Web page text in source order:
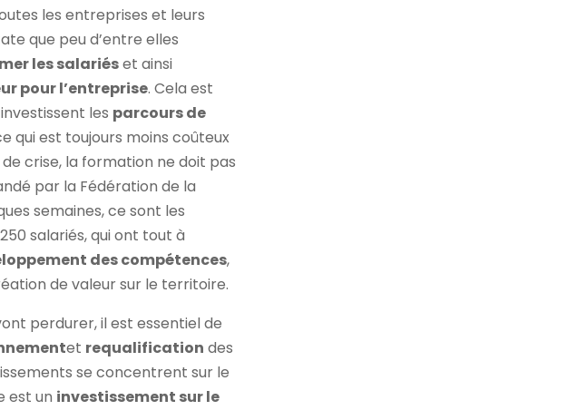
les entreprises et leurs
que peu d’entre elles
les salariéset ainsi
pour l’entreprise. Cela est
les parcours de
qui est toujours moins coûteux
crise, la formation ne doit pas
par la Fédération de la
semaines, ce sont les
salariés, qui ont tout à
des compétences,
de valeur sur le territoire.
perdurer, il est essentiel de
et requalification des
se concentrent sur le
est un investissement sur le